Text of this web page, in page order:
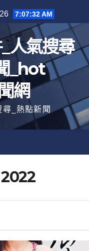
7:07:33 AM
人氣搜尋
_hot
網
_熱點新聞